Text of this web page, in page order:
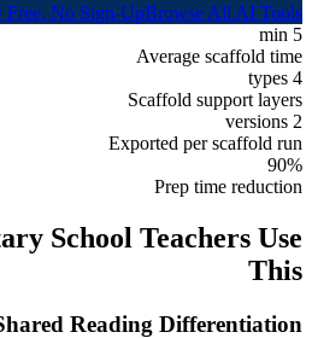
Free, No Sign-UpBrowse All AI Tools
5 min
Average scaffold time
4 types
Scaffold support layers
2 versions
Exported per scaffold run
90%
Prep time reduction
School Teachers Use
This
Reading Differentiation